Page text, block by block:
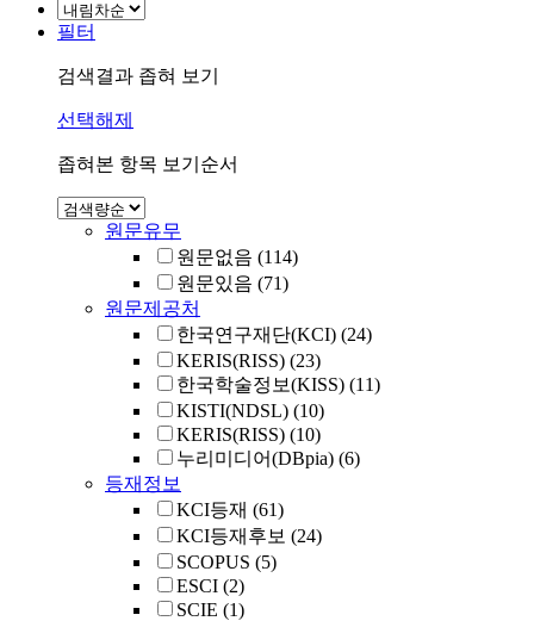
필터
검색결과 좁혀 보기
선택해제
좁혀본 항목 보기순서
원문유무
원문없음 (114)
원문있음 (71)
원문제공처
한국연구재단(KCI) (24)
KERIS(RISS) (23)
한국학술정보(KISS) (11)
KISTI(NDSL) (10)
KERIS(RISS) (10)
누리미디어(DBpia) (6)
등재정보
KCI등재 (61)
KCI등재후보 (24)
SCOPUS (5)
ESCI (2)
SCIE (1)